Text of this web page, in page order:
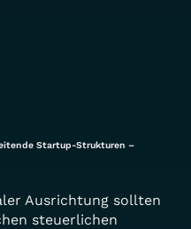
Startup-Strukturen –
Ausrichtung sollten
steuerlichen